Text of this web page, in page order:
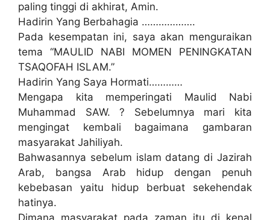
paling tinggi di akhirat, Amin.
Hadirin Yang Berbahagia ……………….
Pada kesempatan ini, saya akan menguraikan
tema “MAULID NABI MOMEN PENINGKATAN
TSAQOFAH ISLAM.”
Hadirin Yang Saya Hormati…………
Mengapa kita memperingati Maulid Nabi
Muhammad SAW. ? Sebelumnya mari kita
mengingat kembali bagaimana gambaran
masyarakat Jahiliyah.
Bahwasannya sebelum islam datang di Jazirah
Arab, bangsa Arab hidup dengan penuh
kebebasan yaitu hidup berbuat sekehendak
hatinya.